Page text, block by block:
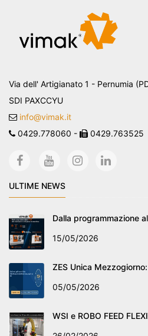
Via dell' Artigianato 1 - Pernumia
SDI PAXCCYU
info@vimak.it
0429.778060 -
0429.763525
ULTIME NEWS
Dalla programmazione
15/05/2026
ZES Unica
05/05/2026
WSI e ROBO FEED